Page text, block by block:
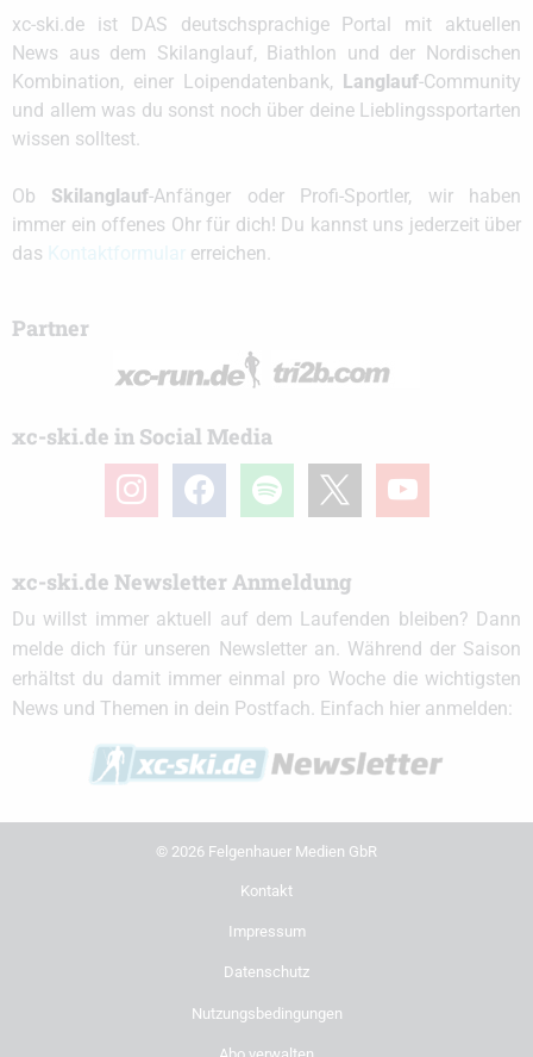
xc-ski.de ist DAS deutschsprachige Portal mit aktuellen
News aus dem Skilanglauf, Biathlon und der Nordischen
Kombination, einer Loipendatenbank,
Langlauf-Community
und allem was du sonst noch über deine Lieblingssportarten
wissen solltest.
Ob Skilanglauf-Anfänger oder Profi-Sportler, wir haben
immer ein offenes Ohr für dich! Du kannst uns jederzeit über
das
erreichen.
Partner
xc-ski.de in Social Media
instagramfacebook spotify youtube
xc-ski.de Newsletter Anmeldung
Du willst immer aktuell auf dem Laufenden bleiben? Dann
melde dich für unseren Newsletter an. Während der Saison
erhältst du damit immer einmal pro Woche die wichtigsten
News und Themen in dein Postfach. Einfach hier anmelden:
© 2026 Felgenhauer Medien GbR
Kontakt
Impressum
Datenschutz
Nutzungsbedingungen